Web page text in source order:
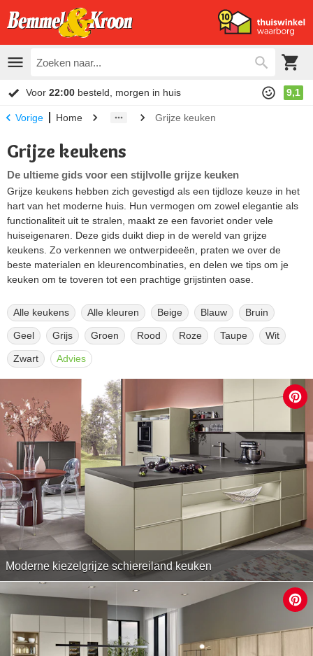
Voor 22:00 besteld, morgen in huis 9,1
Vorige Home Grijze keuken
Grijze keukens
De ultieme gids voor een stijlvolle grijze keuken
Grijze keukens hebben zich gevestigd als een tijdloze keuze in het
hart van het moderne huis. Hun vermogen om zowel elegantie als
functionaliteit uit te stralen, maakt ze een favoriet onder vele
huiseigenaren. Deze gids duikt diep in de wereld van grijze
keukens. Zo verkennen we ontwerpideeën, praten we over de
beste materialen en kleurencombinaties, en delen we tips om je
keuken om te toveren tot een prachtige grijstinten oase.
Alle keukens Alle kleuren Beige Blauw Bruin
Geel Grijs Groen Rood Roze Taupe Wit
Zwart Advies
Moderne kiezelgrijze schiereiland keuken